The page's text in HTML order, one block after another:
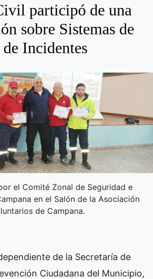
participó de una
sobre Sistemas de
Incidentes
el Comité Zonal de Seguridad e
en el Salón de la Asociación
de Campana.
de la Secretaría de
Ciudadana del Municipio,